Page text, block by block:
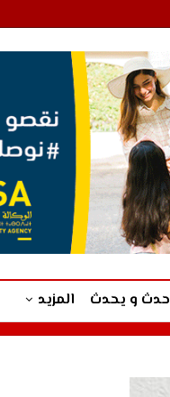
حدث و يحدث المزيد